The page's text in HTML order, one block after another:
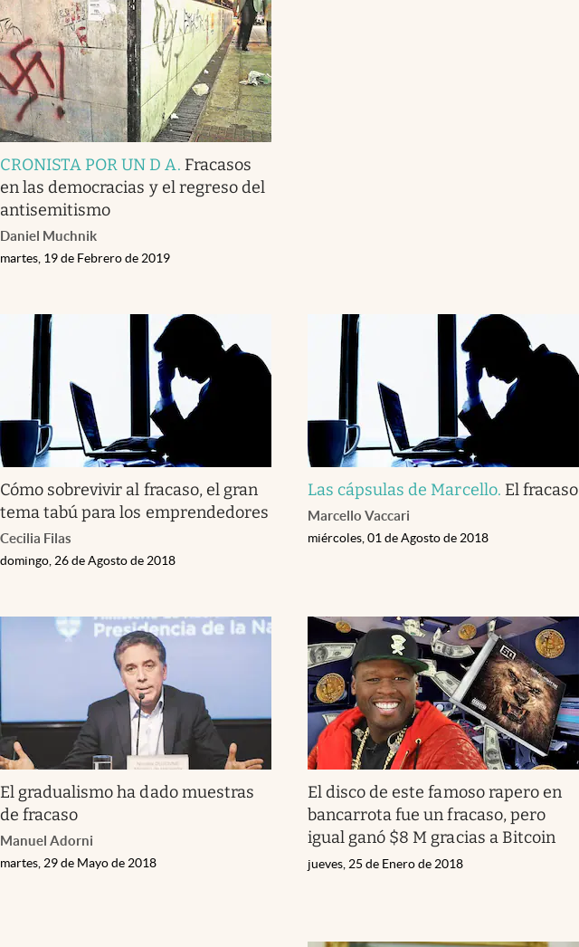
CRONISTA POR UN D A. Fracasos
en las democracias y el regreso del
antisemitismo
Daniel Muchnik
martes, 19 de Febrero de 2019
Cómo sobrevivir al fracaso, el gran
tema tabú para los emprendedores
Cecilia Filas
domingo, 26 de Agosto de 2018
Las cápsulas de Marcello. El fracaso
Marcello Vaccari
miércoles, 01 de Agosto de 2018
El gradualismo ha dado muestras
de fracaso
Manuel Adorni
martes, 29 de Mayo de 2018
El disco de este famoso rapero en
bancarrota fue un fracaso, pero
igual ganó $8 M gracias a Bitcoin
jueves, 25 de Enero de 2018